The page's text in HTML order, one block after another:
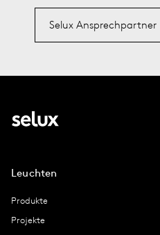
Selux Ansprechpartner
Leuchten
Produkte
Projekte